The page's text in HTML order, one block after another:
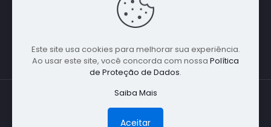
Este site usa cookies para melhorar sua experiência.
Ao usar este site, você concorda com nossa Política
de Proteção de Dados.
Saiba Mais
Aceitar